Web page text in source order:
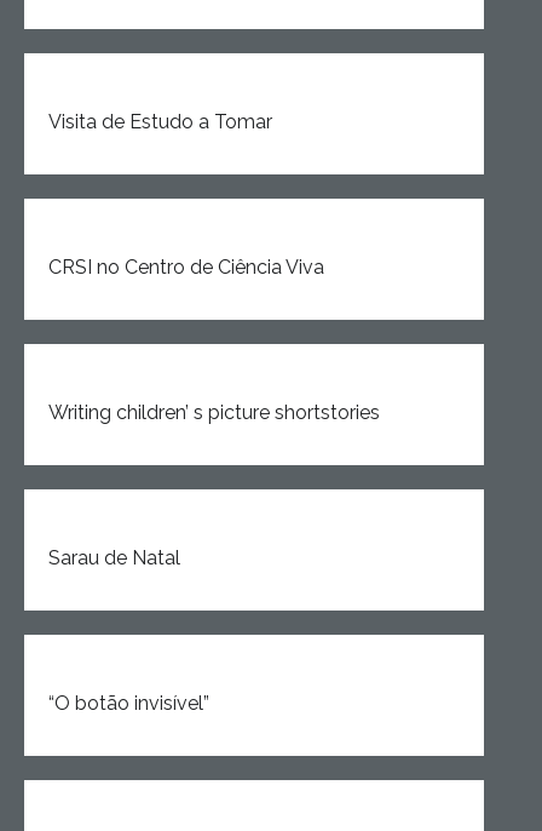
Visita de Estudo a Tomar
CRSI no Centro de Ciência Viva
Writing children’ s picture shortstories
Sarau de Natal
“O botão invisível”